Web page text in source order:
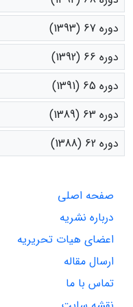
دوره 67 (1393)
دوره 66 (1392)
دوره 65 (1391)
دوره 63 (1389)
دوره 62 (1388)
صفحه اصلی
درباره نشریه
اعضای هیات تحریریه
ارسال مقاله
تماس با ما